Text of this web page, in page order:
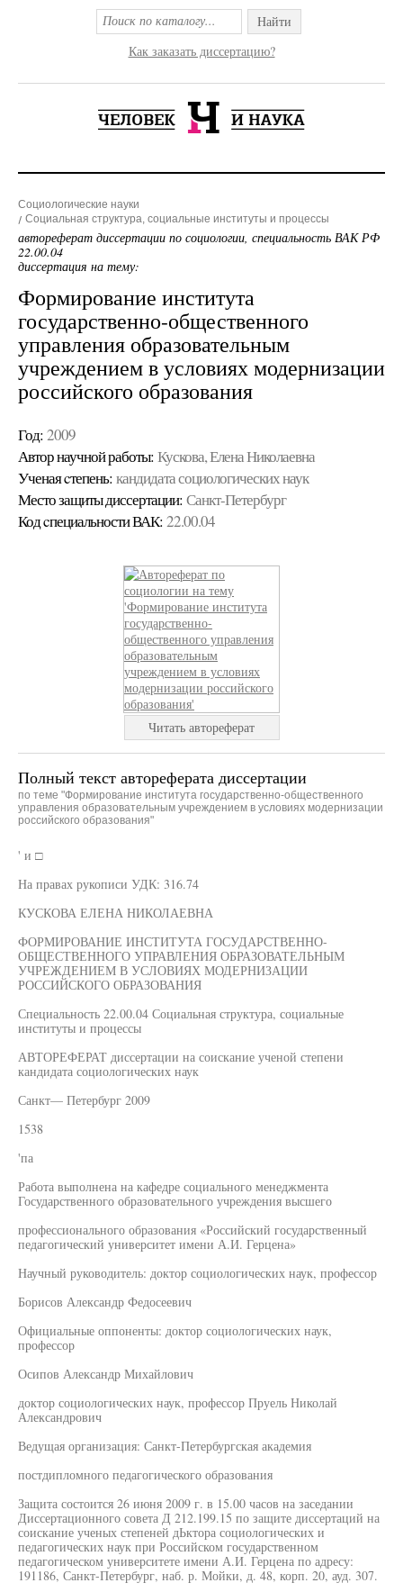
Найти
Как заказать диссертацию?
Социологические науки
Социальная структура, социальные институты и процессы
автореферат диссертации по социологии, специальность ВАК РФ
22.00.04
диссертация на тему:
Формирование института
государственно-общественного
управления образовательным
учреждением в условиях модернизации
российского образования
Год: 2009
Автор научной работы: Кускова, Елена Николаевна
Ученая cтепень: кандидата социологических наук
Место защиты диссертации: Санкт-Петербург
Код cпециальности ВАК: 22.00.04
Читать автореферат
Полный текст автореферата диссертации
по теме "Формирование института государственно-общественного
управления образовательным учреждением в условиях модернизации
российского образования"
' и □
На правах рукописи УДК: 316.74
КУСКОВА ЕЛЕНА НИКОЛАЕВНА
ФОРМИРОВАНИЕ ИНСТИТУТА ГОСУДАРСТВЕННО-
ОБЩЕСТВЕННОГО УПРАВЛЕНИЯ ОБРАЗОВАТЕЛЬНЫМ
УЧРЕЖДЕНИЕМ В УСЛОВИЯХ МОДЕРНИЗАЦИИ
РОССИЙСКОГО ОБРАЗОВАНИЯ
Специальность 22.00.04 Социальная структура, социальные
институты и процессы
АВТОРЕФЕРАТ диссертации на соискание ученой степени
кандидата социологических наук
Санкт— Петербург 2009
1538
'па
Работа выполнена на кафедре социального менеджмента
Государственного образовательного учреждения высшего
профессионального образования «Российский государственный
педагогический университет имени А.И. Герцена»
Научный руководитель: доктор социологических наук, профессор
Борисов Александр Федосеевич
Официальные оппоненты: доктор социологических наук,
профессор
Осипов Александр Михайлович
доктор социологических наук, профессор Пруель Николай
Александрович
Ведущая организация: Санкт-Петербургская академия
постдипломного педагогического образования
Защита состоится 26 июня 2009 г. в 15.00 часов на заседании
Диссертационного совета Д 212.199.15 по защите диссертаций на
соискание ученых степеней дЬктора социологических и
педагогических наук при Российском государственном
педагогическом университете имени А.И. Герцена по адресу:
191186, Санкт-Петербург, наб. р. Мойки, д. 48, корп. 20, ауд. 307.